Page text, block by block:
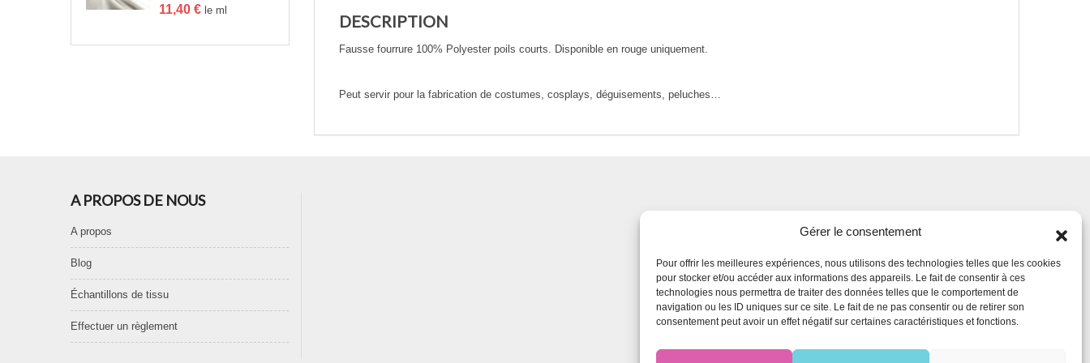
Gérer le consentement
Pour offrir les meilleures expériences, nous utilisons des technologies telles que les cookies
pour stocker et/ou accéder aux informations des appareils. Le fait de consentir à ces
technologies nous permettra de traiter des données telles que le comportement de
navigation ou les ID uniques sur ce site. Le fait de ne pas consentir ou de retirer son
consentement peut avoir un effet négatif sur certaines caractéristiques et fonctions.
11,40 € le ml
DESCRIPTION
Fausse fourrure 100% Polyester poils courts. Disponible en rouge uniquement.
Peut servir pour la fabrication de costumes, cosplays, déguisements, peluches…
A PROPOS DE NOUS
A propos
Blog
Échantillons de tissu
Effectuer un règlement